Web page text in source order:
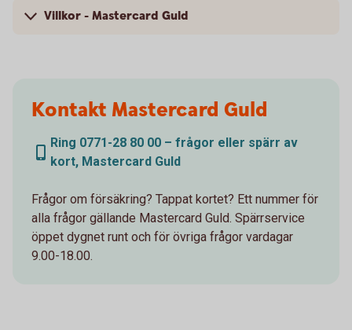
Villkor - Mastercard Guld
Kontakt Mastercard Guld
Ring 0771-28 80 00 – frågor eller spärr av
kort, Mastercard Guld
Frågor om försäkring? Tappat kortet? Ett nummer för
alla frågor gällande Mastercard Guld. Spärrservice
öppet dygnet runt och för övriga frågor vardagar
9.00-18.00.